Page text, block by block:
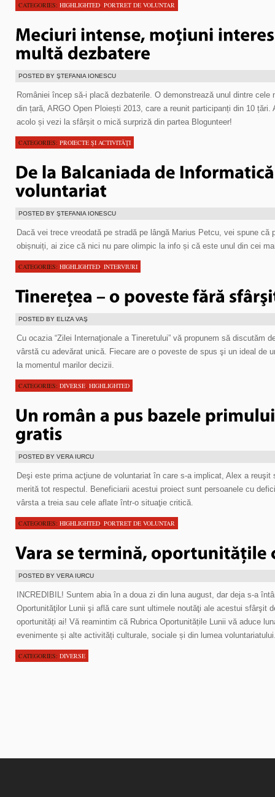
CATEGORIES: HIGHLIGHTED, PORTRET DE VOLUNTAR
POSTED BY ŞTEFANIA IONESCU
României încep să-i placă dezbaterile. O demonstrează unul dintre cele
din țară, ARGO Open Ploiești 2013, care a reunit participanți din 10
acolo și vezi la sfârșit o mică surpriză din partea Blogunteer!
CATEGORIES: PROIECTE ŞI ACTIVITĂŢI
POSTED BY ŞTEFANIA IONESCU
Dacă vei trece vreodată pe stradă pe lângă Marius Petcu, vei spune că
obișnuiți, ai zice că nici nu pare olimpic la info și că este unul din cei
CATEGORIES: HIGHLIGHTED, INTERVIURI
POSTED BY ELIZA VAŞ
Cu ocazia “Zilei Internaţionale a Tineretului” vă propunem să discutăm
vârstă cu adevărat unică. Fiecare are o poveste de spus şi un ideal de
la momentul marilor decizii.
CATEGORIES: DIVERSE, HIGHLIGHTED
POSTED BY VERA IURCU
Deşi este prima acţiune de voluntariat în care s-a implicat, Alex a reuşit
merită tot respectul. Beneficiarii acestui proiect sunt persoanele cu
vârsta a treia sau cele aflate într-o situaţie critică.
CATEGORIES: HIGHLIGHTED, PORTRET DE VOLUNTAR
POSTED BY VERA IURCU
INCREDIBIL! Suntem abia în a doua zi din luna august, dar deja s-a
Oportunităţilor Lunii şi află care sunt ultimele noutăţi ale acestui sfârşit
oportunități ai! Vă reamintim că Rubrica Oportunitățile Lunii vă aduce
evenimente și alte activități culturale, sociale și din lumea
CATEGORIES: DIVERSE